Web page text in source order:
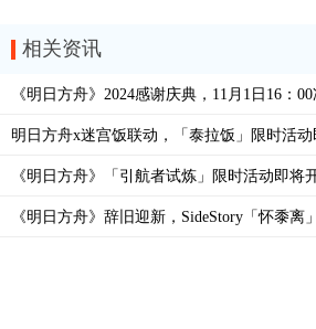
相关资讯
《明日方舟》2024感谢庆典，11月1日16：00
明日方舟x迷宫饭联动，「泰拉饭」限时活动
《明日方舟》「引航者试炼」限时活动即将
《明日方舟》辞旧迎新，SideStory「怀黍离